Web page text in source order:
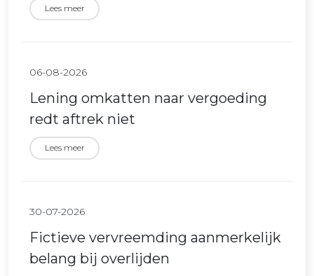
Lees meer
06-08-2026
Lening omkatten naar vergoeding
redt aftrek niet
Lees meer
30-07-2026
Fictieve vervreemding aanmerkelijk
belang bij overlijden